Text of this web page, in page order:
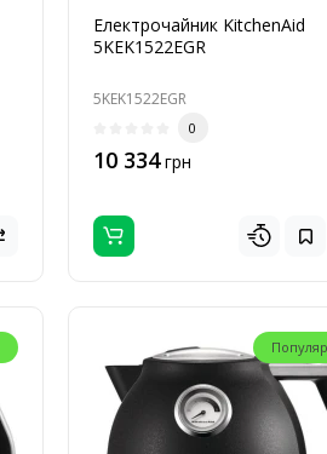
Електрочайник KitchenAid
5KEK1522EGR
5KEK1522EGR
0
10 334грн